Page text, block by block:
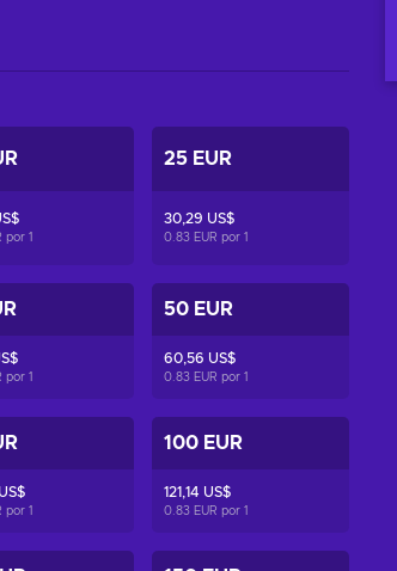
por1
25 EUR
30,29 US$
0.83 EUR por1
por1
50 EUR
60,56 US$
0.83 EUR por1
por1
100 EUR
121,14 US$
0.83 EUR por1